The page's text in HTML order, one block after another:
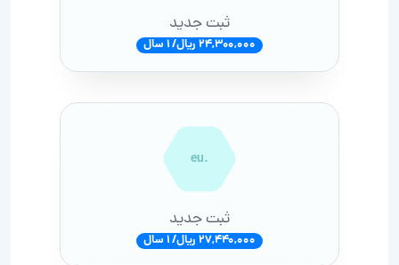
ثبت جدید
24,300,000 ریال/ 1 سال
.eu
ثبت جدید
27,440,000 ریال/ 1 سال